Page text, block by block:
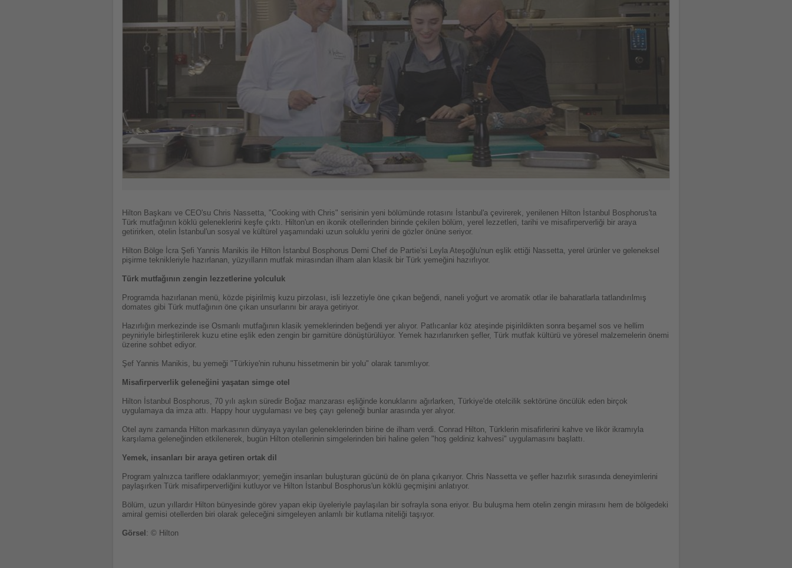
Hilton Başkanı ve CEO'su Chris Nassetta, "Cooking with Chris" serisinin yeni bölümünde rotasını İstanbul'a çevirerek, yenilenen Hilton İstanbul Bosphorus'ta
Türk mutfağının köklü geleneklerini keşfe çıktı. Hilton'un en ikonik otellerinden birinde çekilen bölüm, yerel lezzetleri, tarihi ve misafirperverliği bir araya
getirirken, otelin İstanbul'un sosyal ve kültürel yaşamındaki uzun soluklu yerini de gözler önüne seriyor.
Hilton Bölge İcra Şefi Yannis Manikis ile Hilton İstanbul Bosphorus Demi Chef de Partie'si Leyla Ateşoğlu'nun eşlik ettiği Nassetta, yerel ürünler ve geleneksel
pişirme teknikleriyle hazırlanan, yüzyılların mutfak mirasından ilham alan klasik bir Türk yemeğini hazırlıyor.
Türk mutfağının zengin lezzetlerine yolculuk
Programda hazırlanan menü, közde pişirilmiş kuzu pirzolası, isli lezzetiyle öne çıkan beğendi, naneli yoğurt ve aromatik otlar ile baharatlarla tatlandırılmış
domates gibi Türk mutfağının öne çıkan unsurlarını bir araya getiriyor.
Hazırlığın merkezinde ise Osmanlı mutfağının klasik yemeklerinden beğendi yer alıyor. Patlıcanlar köz ateşinde pişirildikten sonra beşamel sos ve hellim
peyniriyle birleştirilerek kuzu etine eşlik eden zengin bir garnitüre dönüştürülüyor. Yemek hazırlanırken şefler, Türk mutfak kültürü ve yöresel malzemelerin önemi
üzerine sohbet ediyor.
Şef Yannis Manikis, bu yemeği "Türkiye'nin ruhunu hissetmenin bir yolu" olarak tanımlıyor.
Misafirperverlik geleneğini yaşatan simge otel
Hilton İstanbul Bosphorus, 70 yılı aşkın süredir Boğaz manzarası eşliğinde konuklarını ağırlarken, Türkiye'de otelcilik sektörüne öncülük eden birçok
uygulamaya da imza attı. Happy hour uygulaması ve beş çayı geleneği bunlar arasında yer alıyor.
Otel aynı zamanda Hilton markasının dünyaya yayılan geleneklerinden birine de ilham verdi. Conrad Hilton, Türklerin misafirlerini kahve ve likör ikramıyla
karşılama geleneğinden etkilenerek, bugün Hilton otellerinin simgelerinden biri haline gelen "hoş geldiniz kahvesi" uygulamasını başlattı.
Yemek, insanları bir araya getiren ortak dil
Program yalnızca tariflere odaklanmıyor; yemeğin insanları buluşturan gücünü de ön plana çıkarıyor. Chris Nassetta ve şefler hazırlık sırasında deneyimlerini
paylaşırken Türk misafirperverliğini kutluyor ve Hilton İstanbul Bosphorus'un köklü geçmişini anlatıyor.
Bölüm, uzun yıllardır Hilton bünyesinde görev yapan ekip üyeleriyle paylaşılan bir sofrayla sona eriyor. Bu buluşma hem otelin zengin mirasını hem de bölgedeki
amiral gemisi otellerden biri olarak geleceğini simgeleyen anlamlı bir kutlama niteliği taşıyor.
Görsel : © Hilton